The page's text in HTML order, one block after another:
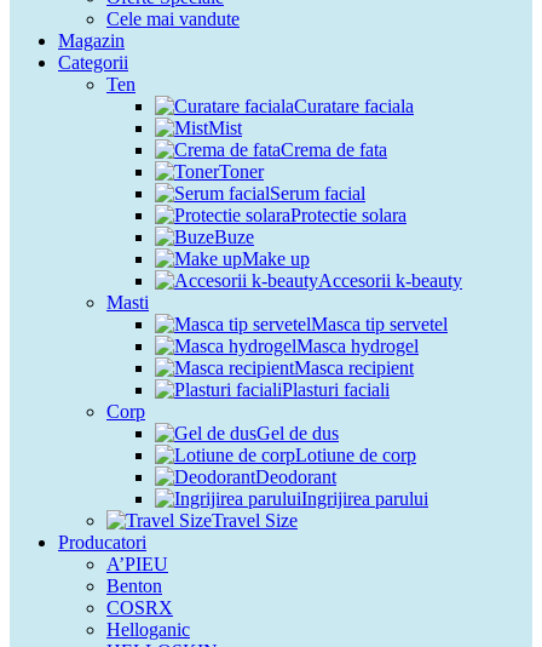
Cele mai vandute
Magazin
Categorii
Ten
Curatare faciala
Mist
Crema de fata
Toner
Serum facial
Protectie solara
Buze
Make up
Accesorii k-beauty
Masti
Masca tip servetel
Masca hydrogel
Masca recipient
Plasturi faciali
Corp
Gel de dus
Lotiune de corp
Deodorant
Ingrijirea parului
Travel Size
Producatori
A’PIEU
Benton
COSRX
Helloganic